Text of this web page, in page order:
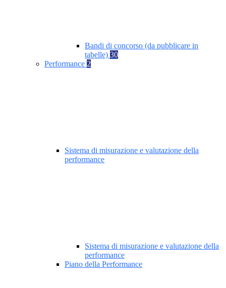
Bandi di concorso (da pubblicare in
tabelle) 30
Performance 2
Sistema di misurazione e valutazione della
performance
Sistema di misurazione e valutazione della
performance
Piano della Performance